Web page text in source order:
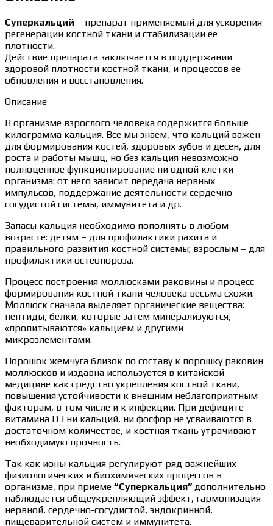
Суперкальций – препарат применяемый для ускорения
регенерации костной ткани и стабилизации ее
плотности.
Действие препарата заключается в поддержании
здоровой плотности костной ткани, и процессов ее
обновления и восстановления.
Описание
В организме взрослого человека содержится больше
килограмма кальция. Все мы знаем, что кальций важен
для формирования костей, здоровых зубов и десен, для
роста и работы мышц, но без кальция невозможно
полноценное функционирование ни одной клетки
организма: от него зависит передача нервных
импульсов, поддержание деятельности сердечно-
сосудистой системы, иммунитета и др.
Запасы кальция необходимо пополнять в любом
возрасте: детям – для профилактики рахита и
правильного развития костной системы; взрослым – для
профилактики остеопороза.
Процесс построения моллюсками раковины и процесс
формирования костной ткани человека весьма схожи.
Моллюск сначала выделяет органические вещества:
пептиды, белки, которые затем минерализуются,
«пропитываются» кальцием и другими
микроэлементами.
Порошок жемчуга близок по составу к порошку раковин
моллюсков и издавна используется в китайской
медицине как средство укрепления костной ткани,
повышения устойчивости к внешним неблагоприятным
факторам, в том числе и к инфекции. При дефиците
витамина D3 ни кальций, ни фосфор не усваиваются в
достаточном количестве, и костная ткань утрачивают
необходимую прочность.
Так как ионы кальция регулируют ряд важнейших
физиологических и биохимических процессов в
организме, при приеме “Суперкальция” дополнительно
наблюдается общеукрепляющий эффект, гармонизация
нервной, сердечно-сосудистой, эндокринной,
пищеварительной систем и иммунитета.